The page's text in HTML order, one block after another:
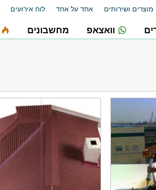
מוצרים ושירותים אחד על אחד לוח אירועים
וואצאפ מחשבונים